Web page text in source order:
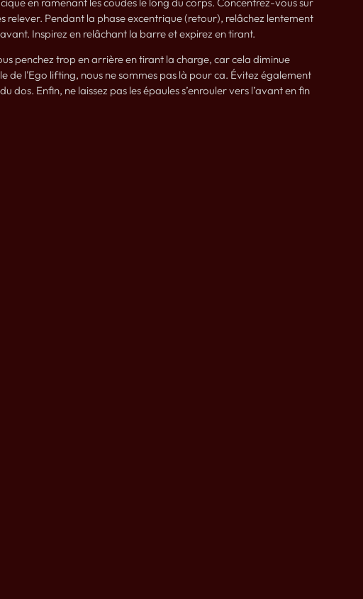
relever. Pendant la phase excentrique (retour), relâchez lentement
Inspirez en relâchant la barre et expirez en tirant.
penchez trop en arrière en tirant la charge, car cela diminue
de l'Ego lifting, nous ne sommes pas là pour ca. Évitez également
Enfin, ne laissez pas les épaules s’enrouler vers l’avant en fin